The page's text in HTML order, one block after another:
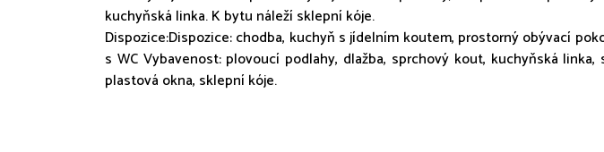
kuchyňská linka. K bytu náleží sklepní kóje.
Dispozice:Dispozice: chodba, kuchyň s jídelním koutem, prostorný obývací
s WC Vybavenost: plovoucí podlahy, dlažba, sprchový kout, kuchyňská linka,
plastová okna, sklepní kóje.